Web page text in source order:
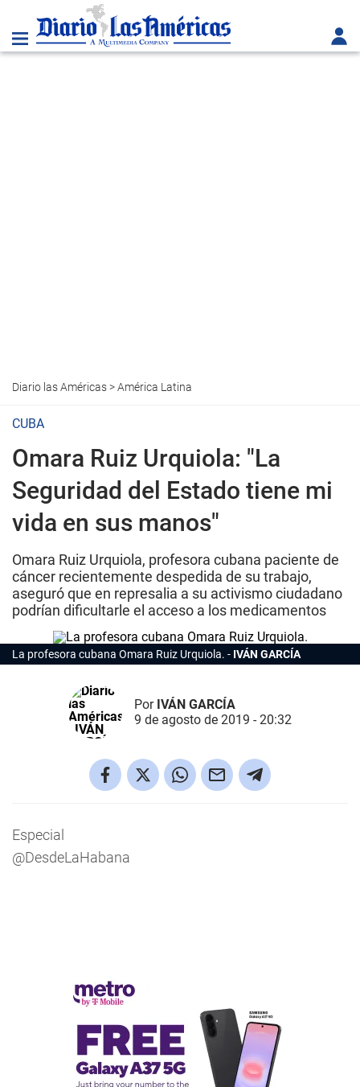
Diario las Américas>América Latina
CUBA
Omara Ruiz Urquiola: "La
Seguridad del Estado tiene mi
vida en sus manos"
Omara Ruiz Urquiola, profesora cubana paciente de
cáncer recientemente despedida de su trabajo,
aseguró que en represalia a su activismo ciudadano
podrían dificultarle el acceso a los medicamentos
La profesora cubana Omara Ruiz Urquiola. IVÁN GARCÍA
Por IVÁN GARCÍA
9 de agosto de 2019 - 20:32
Especial
@DesdeLaHabana